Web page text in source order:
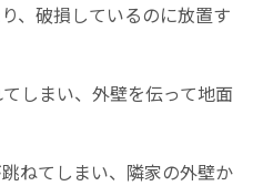
、破損しているのに放置す
しまい、外壁を伝って地面
ねてしまい、隣家の外壁か